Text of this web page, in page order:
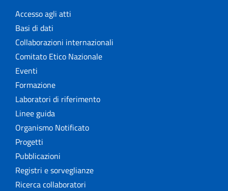
Accesso agli atti
Basi di dati
Collaborazioni internazionali
Comitato Etico Nazionale
Eventi
Formazione
Laboratori di riferimento
Linee guida
Organismo Notificato
Progetti
Pubblicazioni
Registri e sorveglianze
Ricerca collaboratori